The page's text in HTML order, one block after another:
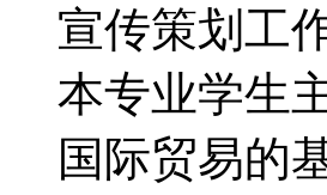
宣传策划工
本专业学生
国际贸易的